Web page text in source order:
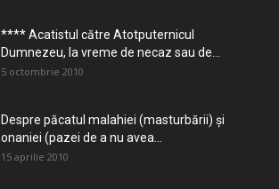
**** Acatistul către Atotputernicul
Dumnezeu, la vreme de necaz sau de...
5 octombrie 2010
Despre păcatul malahiei (masturbării) şi
onaniei (pazei de a nu avea...
15 aprilie 2010